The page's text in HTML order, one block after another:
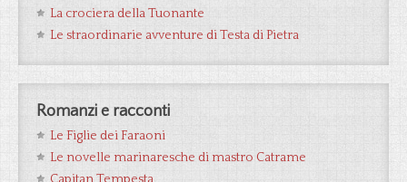
La crociera della Tuonante
Le straordinarie avventure di Testa di Pietra
Romanzi e racconti
Le Figlie dei Faraoni
Le novelle marinaresche di mastro Catrame